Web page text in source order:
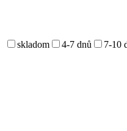
skladom 4-7 dnů 7-10